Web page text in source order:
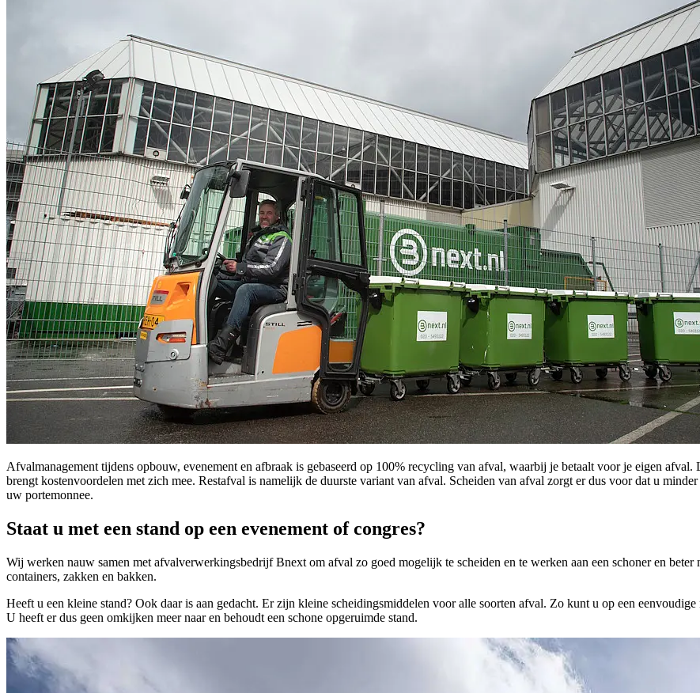
Afvalmanagement tijdens opbouw, evenement en afbraak is gebaseerd op 100% recycling van afval, waarbij je betaalt voor je eigen
brengt kostenvoordelen met zich mee. Restafval is namelijk de duurste variant van afval. Scheiden van afval zorgt er dus voor dat u
uw portemonnee.
Staat u met een stand op een evenement of congres?
Wij werken nauw samen met afvalverwerkingsbedrijf Bnext om afval zo goed mogelijk te scheiden en te werken aan een schoner en
containers, zakken en bakken.
Heeft u een kleine stand? Ook daar is aan gedacht. Er zijn kleine scheidingsmiddelen voor alle soorten afval. Zo kunt u op een
U heeft er dus geen omkijken meer naar en behoudt een schone opgeruimde stand.